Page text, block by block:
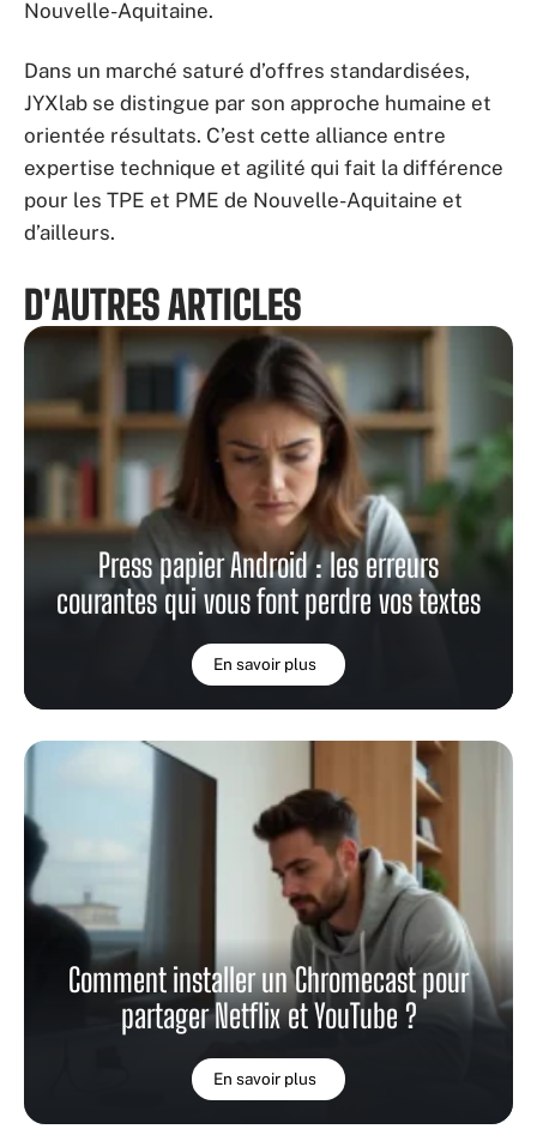
Nouvelle-Aquitaine.
Dans un marché saturé d’offres standardisées,
JYXlab se distingue par son approche humaine et
orientée résultats. C’est cette alliance entre
expertise technique et agilité qui fait la différence
pour les TPE et PME de Nouvelle-Aquitaine et
d’ailleurs.
D'AUTRES ARTICLES
Press papier Android : les erreurs
courantes qui vous font perdre vos textes
En savoir plus
Comment installer un Chromecast pour
partager Netflix et YouTube ?
En savoir plus